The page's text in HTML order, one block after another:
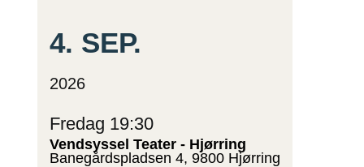
4. SEP.
2026
Fredag 19:30
Vendsyssel Teater - Hjørring
Banegårdspladsen 4, 9800 Hjørring